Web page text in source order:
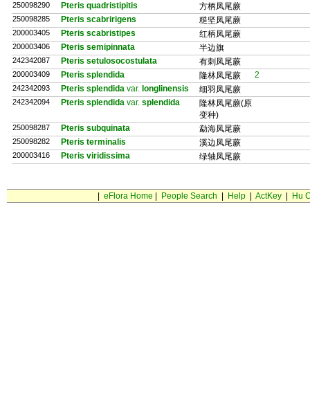
250098290 Pteris quadristipitis 方柄凤尾蕨
250098285 Pteris scabririgens 糙坚凤尾蕨
200003405 Pteris scabristipes 红柄凤尾蕨
200003406 Pteris semipinnata 半边旗
242342087 Pteris setulosocostulata 有刺凤尾蕨
200003409 Pteris splendida 隆林凤尾蕨 2
242342093 Pteris splendida var. longlinensis 细羽凤尾蕨
242342094 Pteris splendida var. splendida
隆林凤尾蕨(原
变种)
250098287 Pteris subquinata 勐海凤尾蕨
250098282 Pteris terminalis 溪边凤尾蕨
200003416 Pteris viridissima 绿轴凤尾蕨
eFlora Home People Search Help ActKey Hu